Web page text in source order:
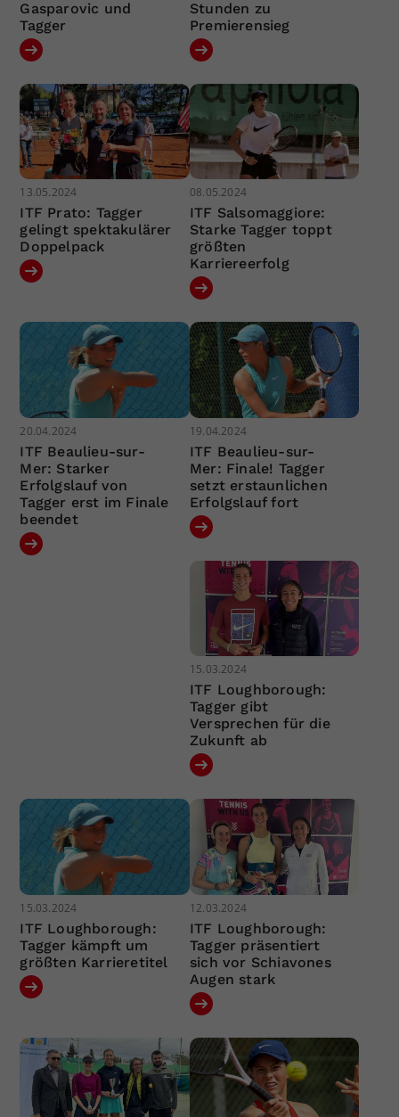
Gasparovic und
Tagger
Stunden zu
Premierensieg
13.05.2024
ITF Prato: Tagger
gelingt spektakulärer
Doppelpack
08.05.2024
ITF Salsomaggiore:
Starke Tagger toppt
größten
Karriereerfolg
20.04.2024
ITF Beaulieu-sur-
Mer: Starker
Erfolgslauf von
Tagger erst im Finale
beendet
19.04.2024
ITF Beaulieu-sur-
Mer: Finale! Tagger
setzt erstaunlichen
Erfolgslauf fort
15.03.2024
ITF Loughborough:
Tagger gibt
Versprechen für die
Zukunft ab
15.03.2024
ITF Loughborough:
Tagger kämpft um
größten Karrieretitel
12.03.2024
ITF Loughborough:
Tagger präsentiert
sich vor Schiavones
Augen stark